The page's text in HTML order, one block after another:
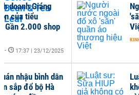
doanh Giáng
của tiểu
Gần 2.000 shop
- 17:37 | 23/12/2025
nhậu bình dân
sắp đổ bộ Hà